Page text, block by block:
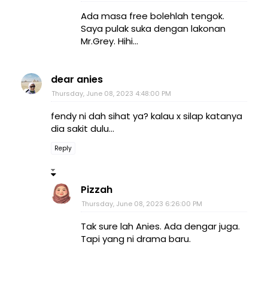
Ada masa free bolehlah tengok.
Saya pulak suka dengan lakonan
Mr.Grey. Hihi...
dear anies
Thursday, June 08, 2023 4:48:00 PM
fendy ni dah sihat ya? kalau x silap katanya
dia sakit dulu...
Reply
Pizzah
Thursday, June 08, 2023 6:26:00 PM
Tak sure lah Anies. Ada dengar juga.
Tapi yang ni drama baru.